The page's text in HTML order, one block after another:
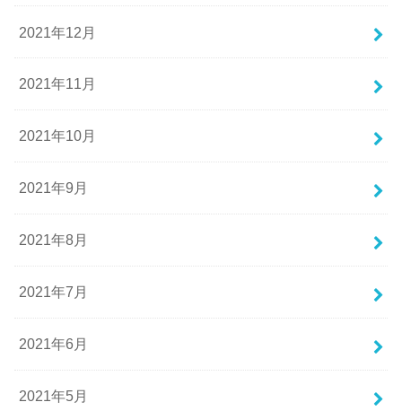
2021年12月
2021年11月
2021年10月
2021年9月
2021年8月
2021年7月
2021年6月
2021年5月